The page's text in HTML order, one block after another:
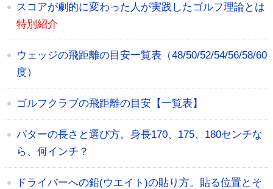
スコアが劇的に変わった人が実践したゴルフ理論とは
特別紹介
ウェッジの飛距離の目安一覧表（48/50/52/54/56/58/60
度）
ゴルフクラブの飛距離の目安【一覧表】
パターの長さと選び方。身長170、175、180センチな
ら、何インチ？
ドライバーへの鉛(ウエイト)の貼り方。貼る位置とそ